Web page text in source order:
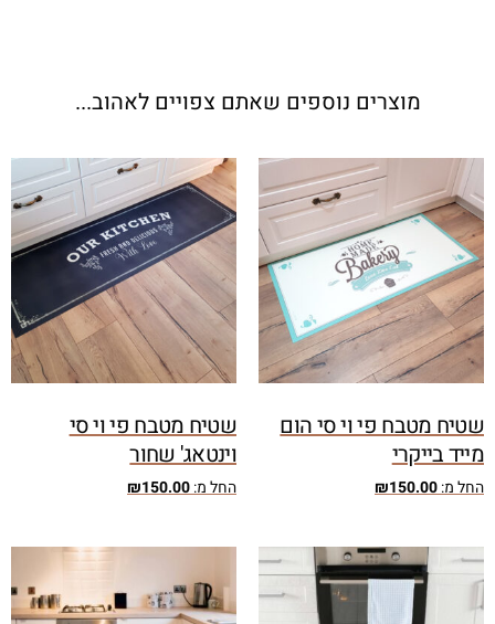
מוצרים נוספים שאתם צפויים לאהוב...
שטיח מטבח פי וי סי הום
מייד בייקרי
החל מ: ₪150.00
שטיח מטבח פי וי סי
וינטאג' שחור
החל מ: ₪150.00